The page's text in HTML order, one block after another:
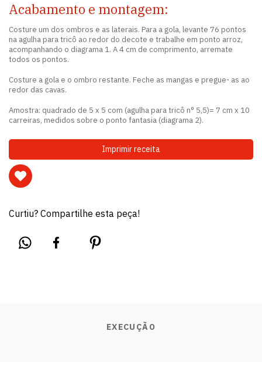
Acabamento e montagem:
Costure um dos ombros e as laterais. Para a gola, levante 76 pontos
na agulha para tricô ao redor do decote e trabalhe em ponto arroz,
acompanhando o diagrama 1. A 4 cm de comprimento, arremate
todos os pontos.
Costure a gola e o ombro restante. Feche as mangas e pregue- as ao
redor das cavas.
Amostra: quadrado de 5 x 5 com (agulha para tricô n° 5,5)= 7 cm x 10
carreiras, medidos sobre o ponto fantasia (diagrama 2).
Imprimir receita
Curtiu? Compartilhe esta peça!
EXECUÇÃO